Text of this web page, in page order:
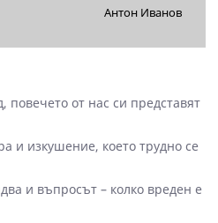
Антон Иванов
повечето от нас си представят
и изкушение, което трудно се
и въпросът – колко вреден е